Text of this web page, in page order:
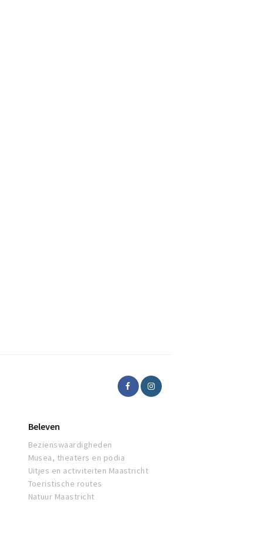
Beleven
Bezienswaardigheden
Musea, theaters en podia
Uitjes en activiteiten Maastricht
Toeristische routes
Natuur Maastricht